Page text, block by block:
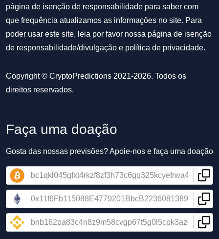
página de isenção de responsabilidade para saber com
que frequência atualizamos as informações no site. Para
poder usar este site, leia por favor nossa página de isenção
de responsabilidade/divulgação e política de privacidade.
Copyright © CryptoPredictions 2021-2026. Todos os
direitos reservados.
Faça uma doação
Gosta das nossas previsões? Apoie-nos e faça uma doação